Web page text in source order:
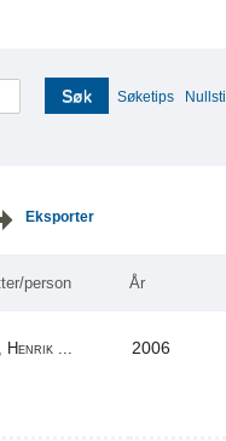
Søk Søketips Nullstill
Eksporter
person År
Henrik ... 2006